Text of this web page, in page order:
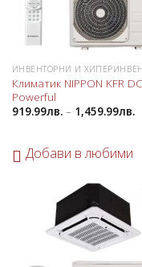
Климатик NIPPON KFR
Powerful
919.99лв.– 1,459.99лв.
Добави в любими